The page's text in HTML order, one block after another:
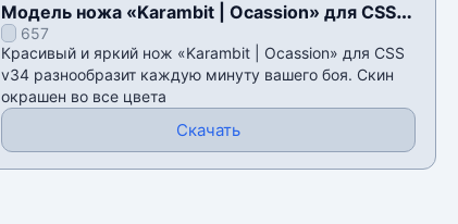
Модель ножа «Karambit | Ocassion» для CSS
v34657
Красивый и яркий нож «Karambit | Ocassion» для CSS
v34 разнообразит каждую минуту вашего боя. Скин
окрашен во все цвета
Скачать